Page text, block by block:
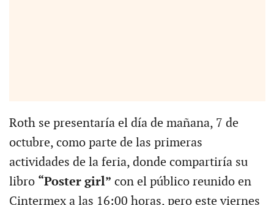
Roth se presentaría el día de mañana, 7 de
octubre, como parte de las primeras
actividades de la feria, donde compartiría su
libro “Poster girl” con el público reunido en
Cintermex a las 16:00 horas, pero este viernes